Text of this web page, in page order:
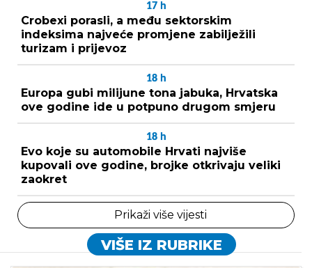
17 h
Crobexi porasli, a među sektorskim
indeksima najveće promjene zabilježili
turizam i prijevoz
18 h
Europa gubi milijune tona jabuka, Hrvatska
ove godine ide u potpuno drugom smjeru
18 h
Evo koje su automobile Hrvati najviše
kupovali ove godine, brojke otkrivaju veliki
zaokret
Prikaži više vijesti
VIŠE IZ RUBRIKE